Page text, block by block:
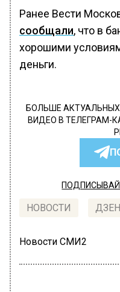
Ранее Вести
сообщали, что в
хорошими
деньги.
БОЛЬШЕ
ВИДЕО В ТЕЛЕГРАМ-
НОВОСТИ ДЗЕН
Новости СМИ2